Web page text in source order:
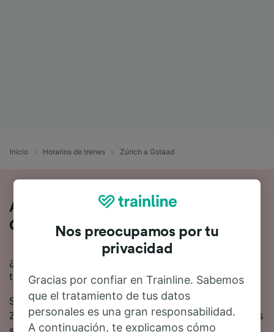
Inicio Horarios de trenes Zúrich a Gstaad
Así es viajar en tren de Zúrich a
Gstaad
¿Buscas información para ir de Zúrich a Gstaad en
tren? Empieza tu viaje con nosotros.
Se tardan 3 horas 57 minutos de media en viajar de
Zúrich a Gstaad en tren. Alrededor de 40 trenes trenes
Nos preocupamos por tu
privacidad
Gracias por confiar en Trainline. Sabemos
que el tratamiento de tus datos
personales es una gran responsabilidad.
A continuación, te explicamos cómo